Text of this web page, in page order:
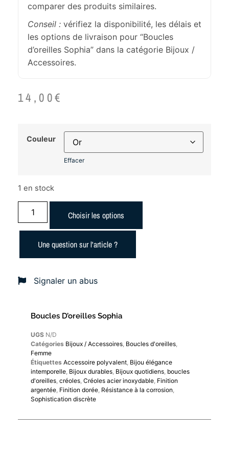
comparer des produits similaires.
Conseil : vérifiez la disponibilité, les délais et
les options de livraison pour “Boucles
d’oreilles Sophia” dans la catégorie Bijoux /
Accessoires.
14,00€
Couleur
Effacer
1 en stock
Choisir les options
Une question sur l'article ?
Signaler un abus
Boucles D’oreilles Sophia
UGS N/D
Catégories Bijoux / Accessoires Boucles d'oreilles
Femme
Étiquettes Accessoire polyvalent Bijou élégance
intemporelle Bijoux durables Bijoux quotidiens boucles
d'oreilles créoles Créoles acier inoxydable Finition
argentée Finition dorée Résistance à la corrosion
Sophistication discrète